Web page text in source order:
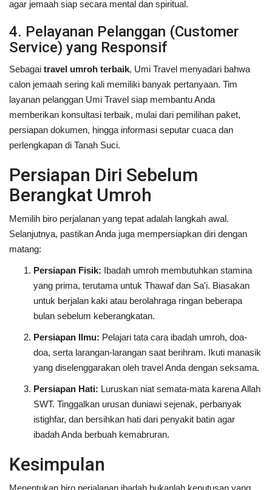
agar jemaah siap secara mental dan spiritual.
4. Pelayanan Pelanggan (Customer
Service) yang Responsif
Sebagai travel umroh terbaik, Umi Travel menyadari bahwa
calon jemaah sering kali memiliki banyak pertanyaan. Tim
layanan pelanggan Umi Travel siap membantu Anda
memberikan konsultasi terbaik, mulai dari pemilihan paket,
persiapan dokumen, hingga informasi seputar cuaca dan
perlengkapan di Tanah Suci.
Persiapan Diri Sebelum
Berangkat Umroh
Memilih biro perjalanan yang tepat adalah langkah awal.
Selanjutnya, pastikan Anda juga mempersiapkan diri dengan
matang:
Persiapan Fisik: Ibadah umroh membutuhkan stamina
yang prima, terutama untuk Thawaf dan Sa'i. Biasakan
untuk berjalan kaki atau berolahraga ringan beberapa
bulan sebelum keberangkatan.
Persiapan Ilmu: Pelajari tata cara ibadah umroh, doa-
doa, serta larangan-larangan saat berihram. Ikuti manasik
yang diselenggarakan oleh travel Anda dengan seksama.
Persiapan Hati: Luruskan niat semata-mata karena Allah
SWT. Tinggalkan urusan duniawi sejenak, perbanyak
istighfar, dan bersihkan hati dari penyakit batin agar
ibadah Anda berbuah kemabruran.
Kesimpulan
Menentukan biro perjalanan ibadah bukanlah keputusan yang